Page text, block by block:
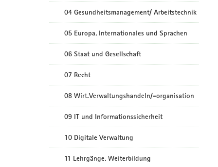
04 Gesundheitsmanagement/ Arbeitstechnik
05 Europa, Internationales und Sprachen
06 Staat und Gesellschaft
07 Recht
08 Wirt.Verwaltungshandeln/-organisation
09 IT und Informationssicherheit
10 Digitale Verwaltung
11 Lehrgänge, Weiterbildung